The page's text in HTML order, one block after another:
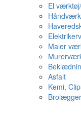
El
Maler
Asfalt
Kemi,